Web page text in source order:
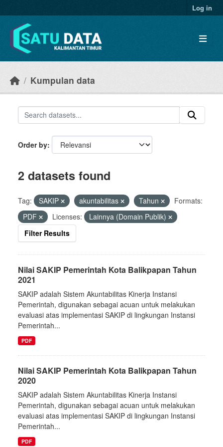
Log in
Kumpulan data
Order by
2 datasets found
Tag: SAKIP akuntabilitas Tahun
Formats:
PDF
Licenses:
Lainnya (Domain Publik)
Filter Results
Nilai SAKIP Pemerintah Kota Balikpapan Tahun
2021
SAKIP adalah Sistem Akuntabilitas Kinerja Instansi
Pemerintah, digunakan sebagai acuan untuk melakukan
evaluasi atas implementasi SAKIP di lingkungan Instansi
Pemerintah...
PDF
Nilai SAKIP Pemerintah Kota Balikpapan Tahun
2020
SAKIP adalah Sistem Akuntabilitas Kinerja Instansi
Pemerintah, digunakan sebagai acuan untuk melakukan
evaluasi atas implementasi SAKIP di lingkungan Instansi
Pemerintah...
PDF